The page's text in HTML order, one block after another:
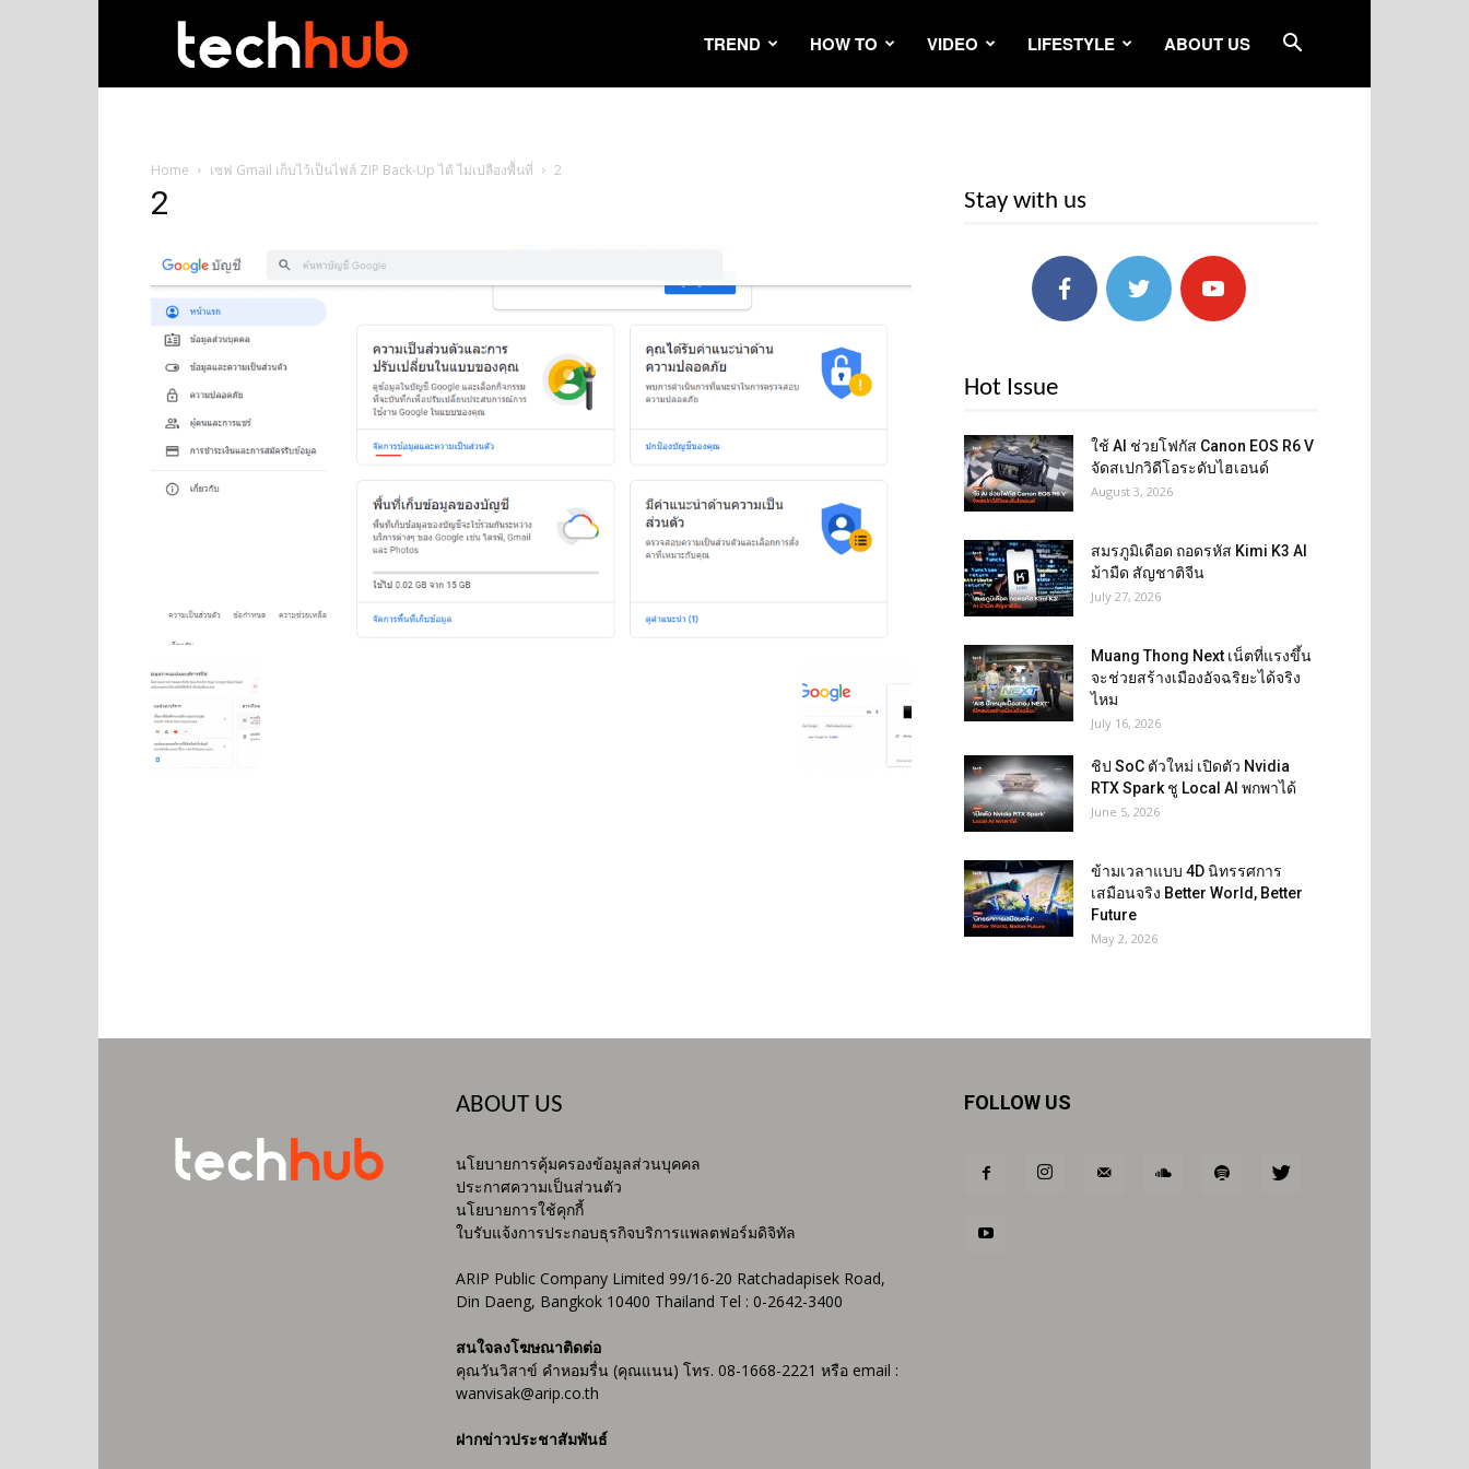
TREND HOW TO VIDEO LIFESTYLE ABOUT US
Home เซฟ Gmail เก็บไว้เป็นไฟล์ ZIP Back-Up ได้ ไม่เปลืองพื้นที่ 2
2 Stay with us
Hot Issue
ใช้ AI ช่วยโฟกัส Canon EOS R6 V
จัดสเปกวิดีโอระดับไฮเอนด์
August 3, 2026
สมรภูมิเดือด ถอดรหัส Kimi K3 AI
ม้ามืด สัญชาติจีน
July 27, 2026
Muang Thong Next เน็ตที่แรงขึ้น
จะช่วยสร้างเมืองอัจฉริยะได้จริง
ไหม
July 16, 2026
ชิป SoC ตัวใหม่ เปิดตัว Nvidia
RTX Spark ชู Local AI พกพาได้
June 5, 2026
ข้ามเวลาแบบ 4D นิทรรศการ
เสมือนจริง Better World, Better
Future
May 2, 2026
ABOUT US
นโยบายการคุ้มครองข้อมูลส่วนบุคคล
ประกาศความเป็นส่วนตัว
นโยบายการใช้คุกกี้
ใบรับแจ้งการประกอบธุรกิจบริการแพลตฟอร์มดิจิทัล
ARIP Public Company Limited 99/16-20 Ratchadapisek Road,
Din Daeng, Bangkok 10400 Thailand Tel : 0-2642-3400
สนใจลงโฆษณาติดต่อ
คุณวันวิสาข์ คำหอมรื่น (คุณแนน) โทร. 08-1668-2221 หรือ email :
wanvisak@arip.co.th
ฝากข่าวประชาสัมพันธ์
FOLLOW US